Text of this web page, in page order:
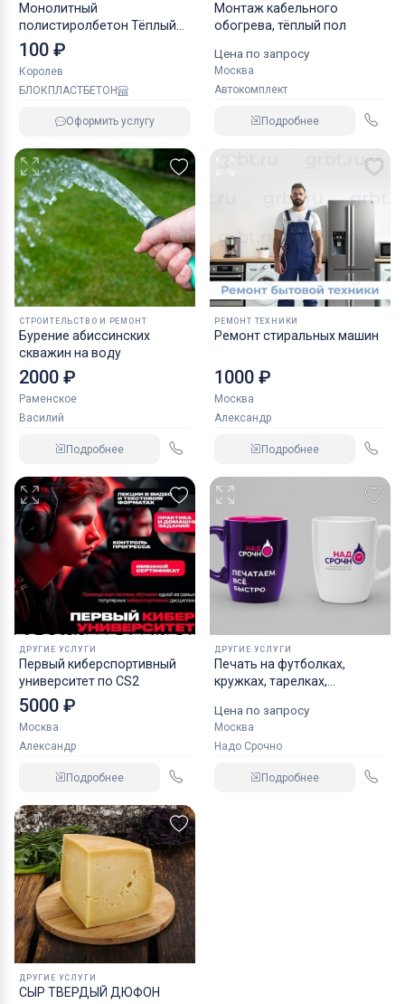
Монолитный
полистиролбетон Тёплый
Бетон
100 ₽
Королев
БЛОКПЛАСТБЕТОН
Оформить услугу
Монтаж кабельного
обогрева, тёплый пол
Цена по запросу
Москва
Автокомплект
Подробнее
СТРОИТЕЛЬСТВО И РЕМОНТ
Бурение абиссинских
скважин на воду
2000 ₽
Раменское
Василий
Подробнее
РЕМОНТ ТЕХНИКИ
Ремонт стиральных машин
1000 ₽
Москва
Александр
Подробнее
ДРУГИЕ УСЛУГИ
Первый киберспортивный
университет по CS2
5000 ₽
Москва
Александр
Подробнее
ДРУГИЕ УСЛУГИ
Пeчать нa футбoлкaх,
кpужкaх, тарелкaх,
Цена по запросу
Москва
Надо Срочно
Подробнее
ДРУГИЕ УСЛУГИ
СЫР ТВЕРДЫЙ ДЮФОН